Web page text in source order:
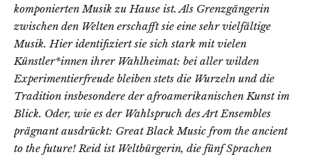
komponierten Musik zu Hause ist. Als Grenzgängerin
zwischen den Welten erschafft sie eine sehr vielfältige
Musik. Hier identifiziert sie sich stark mit vielen
Künstler*innen ihrer Wahlheimat: bei aller wilden
Experimentierfreude bleiben stets die Wurzeln und die
Tradition insbesondere der afroamerikanischen Kunst im
Blick. Oder, wie es der Wahlspruch des Art Ensembles
prägnant ausdrückt: Great Black Music from the ancient
to the future! Reid ist Weltbürgerin, die fünf Sprachen